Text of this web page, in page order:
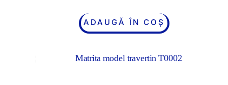
ADAUGĂ ÎN COȘ